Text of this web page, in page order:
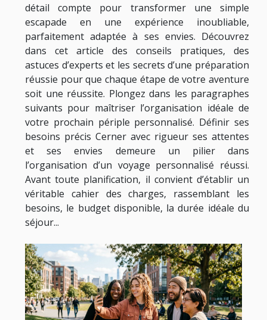
détail compte pour transformer une simple
escapade en une expérience inoubliable,
parfaitement adaptée à ses envies. Découvrez
dans cet article des conseils pratiques, des
astuces d’experts et les secrets d’une préparation
réussie pour que chaque étape de votre aventure
soit une réussite. Plongez dans les paragraphes
suivants pour maîtriser l’organisation idéale de
votre prochain périple personnalisé. Définir ses
besoins précis Cerner avec rigueur ses attentes
et ses envies demeure un pilier dans
l’organisation d’un voyage personnalisé réussi.
Avant toute planification, il convient d’établir un
véritable cahier des charges, rassemblant les
besoins, le budget disponible, la durée idéale du
séjour...